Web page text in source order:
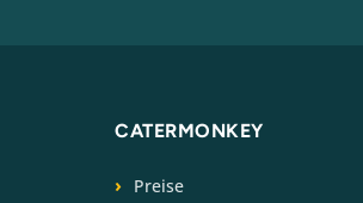
CATERMONKEY
Preise